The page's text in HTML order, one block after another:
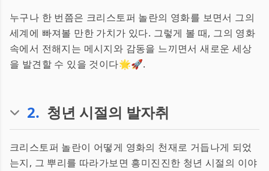
누구나 한 번쯤은 크리스토퍼 놀란의 영화를 보면서 그의
세계에 빠져볼 만한 가치가 있다. 그렇게 볼 때, 그의 영화
속에서 전해지는 메시지와 감동을 느끼면서 새로운 세상
을 발견할 수 있을 것이다🌟🚀.
2. 청년 시절의 발자취
크리스토퍼 놀란이 어떻게 영화의 천재로 거듭나게 되었
는지, 그 뿌리를 따라가보면 흥미진진한 청년 시절의 이야